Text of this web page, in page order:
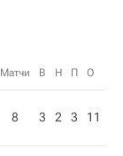
Матчи В Н П О
8 3 2 3 11